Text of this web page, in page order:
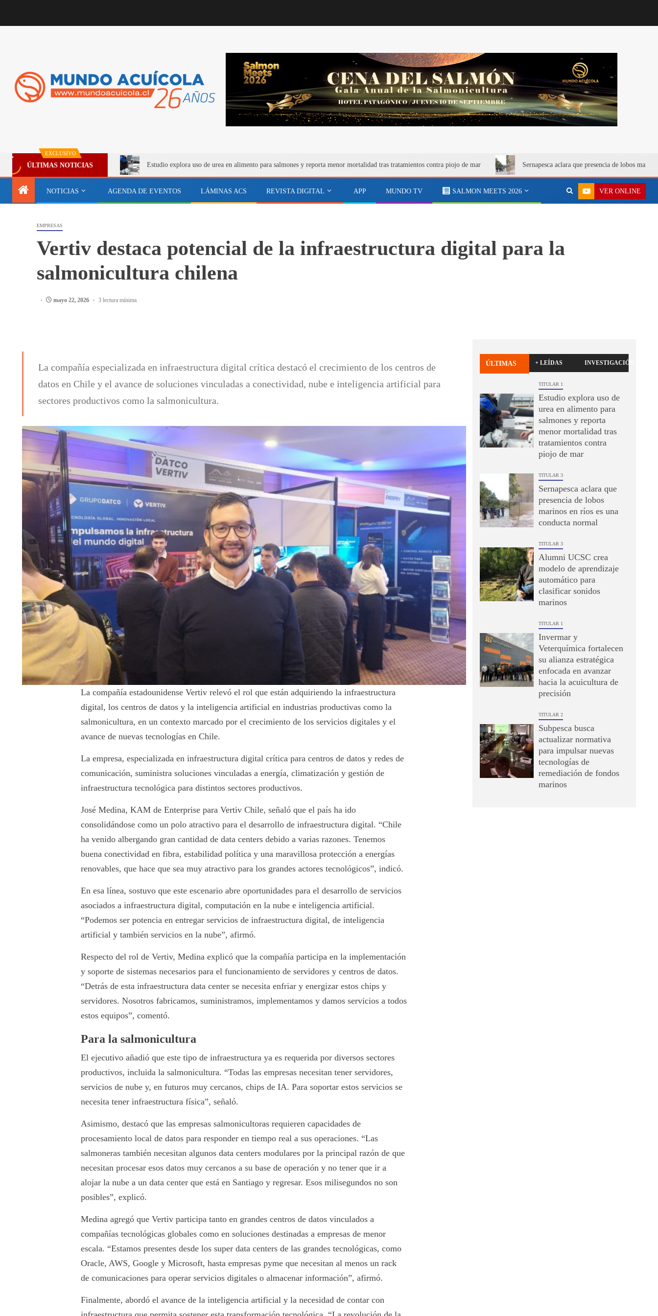
EXCLUSIVO
ÚLTIMAS NOTICIAS Estudio explora uso de urea en alimento para salmones y reporta menor mortalidad tras tratamientos contra piojo de mar Sernapesca aclara que presencia de lobos
NOTICIAS AGENDA DE EVENTOS LÁMINAS ACS REVISTA DIGITAL APP MUNDO TV SALMON MEETS 2026 VER ONLINE
EMPRESAS
Vertiv destaca potencial de la infraestructura digital para la
salmonicultura chilena
mayo 22, 2026 3 lectura mínima
La compañía especializada en infraestructura digital crítica destacó el crecimiento de los centros de
datos en Chile y el avance de soluciones vinculadas a conectividad, nube e inteligencia artificial para
sectores productivos como la salmonicultura.
La compañía estadounidense Vertiv relevó el rol que están adquiriendo la infraestructura
digital, los centros de datos y la inteligencia artificial en industrias productivas como la
salmonicultura, en un contexto marcado por el crecimiento de los servicios digitales y el
avance de nuevas tecnologías en Chile.
La empresa, especializada en infraestructura digital crítica para centros de datos y redes de
comunicación, suministra soluciones vinculadas a energía, climatización y gestión de
infraestructura tecnológica para distintos sectores productivos.
José Medina, KAM de Enterprise para Vertiv Chile, señaló que el país ha ido
consolidándose como un polo atractivo para el desarrollo de infraestructura digital. “Chile
ha venido albergando gran cantidad de data centers debido a varias razones. Tenemos
buena conectividad en fibra, estabilidad política y una maravillosa protección a energías
renovables, que hace que sea muy atractivo para los grandes actores tecnológicos”, indicó.
En esa línea, sostuvo que este escenario abre oportunidades para el desarrollo de servicios
asociados a infraestructura digital, computación en la nube e inteligencia artificial.
“Podemos ser potencia en entregar servicios de infraestructura digital, de inteligencia
artificial y también servicios en la nube”, afirmó.
Respecto del rol de Vertiv, Medina explicó que la compañía participa en la implementación
y soporte de sistemas necesarios para el funcionamiento de servidores y centros de datos.
“Detrás de esta infraestructura data center se necesita enfriar y energizar estos chips y
servidores. Nosotros fabricamos, suministramos, implementamos y damos servicios a todos
estos equipos”, comentó.
Para la salmonicultura
El ejecutivo añadió que este tipo de infraestructura ya es requerida por diversos sectores
productivos, incluida la salmonicultura. “Todas las empresas necesitan tener servidores,
servicios de nube y, en futuros muy cercanos, chips de IA. Para soportar estos servicios se
necesita tener infraestructura física”, señaló.
Asimismo, destacó que las empresas salmonicultoras requieren capacidades de
procesamiento local de datos para responder en tiempo real a sus operaciones. “Las
salmoneras también necesitan algunos data centers modulares por la principal razón de que
necesitan procesar esos datos muy cercanos a su base de operación y no tener que ir a
alojar la nube a un data center que está en Santiago y regresar. Esos milisegundos no son
posibles”, explicó.
Medina agregó que Vertiv participa tanto en grandes centros de datos vinculados a
compañías tecnológicas globales como en soluciones destinadas a empresas de menor
escala. “Estamos presentes desde los super data centers de las grandes tecnológicas, como
Oracle, AWS, Google y Microsoft, hasta empresas pyme que necesitan al menos un rack
de comunicaciones para operar servicios digitales o almacenar información”, afirmó.
Finalmente, abordó el avance de la inteligencia artificial y la necesidad de contar con
ÚLTIMAS + LEÍDAS INVESTIGACIÓN
TITULAR 1
Estudio explora uso de
urea en alimento para
salmones y reporta
menor mortalidad tras
tratamientos contra
piojo de mar
TITULAR 3
Sernapesca aclara que
presencia de lobos
marinos en ríos es una
conducta normal
TITULAR 3
Alumni UCSC crea
modelo de aprendizaje
automático para
clasificar sonidos
marinos
TITULAR 1
Invermar y
Veterquímica fortalecen
su alianza estratégica
enfocada en avanzar
hacia la acuicultura de
precisión
TITULAR 2
Subpesca busca
actualizar normativa
para impulsar nuevas
tecnologías de
remediación de fondos
marinos